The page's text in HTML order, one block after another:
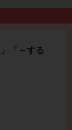
「～する